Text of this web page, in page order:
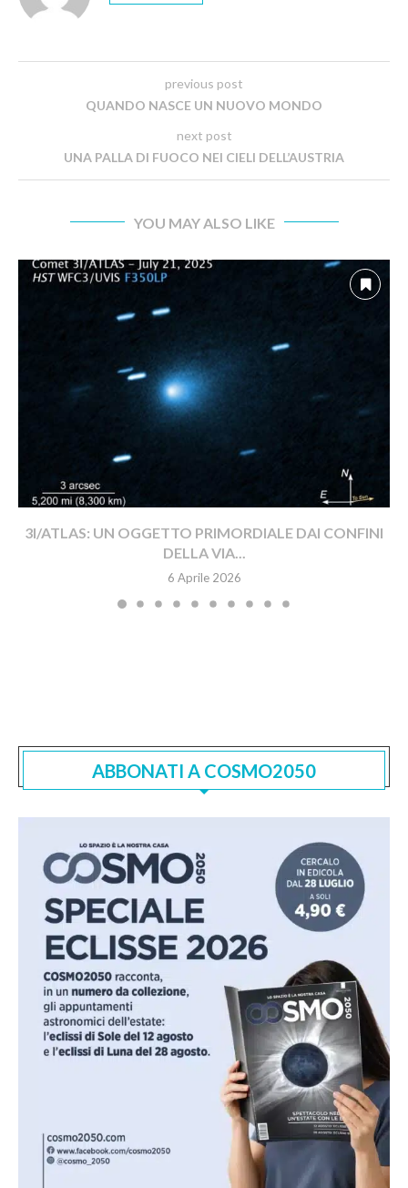
previous post
QUANDO NASCE UN NUOVO MONDO
next post
UNA PALLA DI FUOCO NEI CIELI DELL’AUSTRIA
YOU MAY ALSO LIKE
3I/ATLAS: UN OGGETTO PRIMORDIALE DAI CONFINI
DELLA VIA...
6 Aprile 2026
ABBONATI A COSMO2050